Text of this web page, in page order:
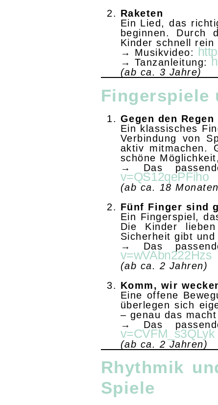
Raketen
Ein Lied, das
beginnen. Durch
Kinder schnell rein
→ Musikvideo:
→ Tanzanleitung:
(ab ca. 3 Jahre)
Fingerspiele
Gegen den
Ein klassisches
Verbindung von
aktiv mitmachen.
schöne
→ Das
v=QS12qePFiho
(ab ca. 18
Fünf Finger sind
Ein Fingerspiel,
Die Kinder
Sicherheit gibt
→ Das
v=wVAbn222Hzs
(ab ca. 2 Jahren)
Komm, wir
Eine offene
überlegen sich
– genau das
→ Das
v=CVFM_s3QLyk
(ab ca. 2 Jahren)
Rhythmik
Spiele